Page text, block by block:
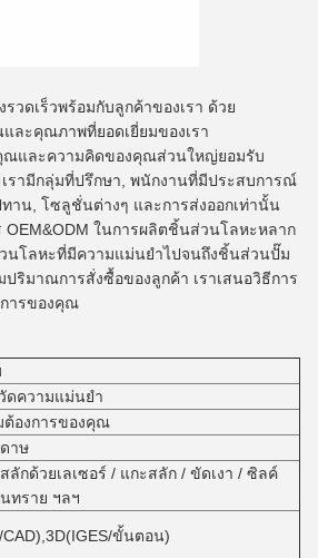
รวดเร็วพร้อมกับลูกค้าของเรา ด้วย
ละคุณภาพที่ยอดเยี่ยมของเรา
ณและความคิดของคุณส่วนใหญ่ยอมรับ
เรามีกลุ่มที่ปรึกษา, พนักงานที่มีประสบการณ์
าน, โซลูชั่นต่างๆ และการส่งออกเท่านั้น
OEM&ODM ในการผลิตชิ้นส่วนโลหะหลาก
นโลหะที่มีความแม่นยำไปจนถึงชิ้นส่วนปั๊ม
ริมาณการสั่งซื้อของลูกค้า เราเสนอวิธีการ
ารของคุณ
ดความแม่นยำ
ต้องการของคุณ
าษ
ลักด้วยเลเซอร์ / แกะสลัก / ขัดเงา / ซิลค์
ทราย ฯลฯ
CAD),3D(IGES/ขั้นตอน)